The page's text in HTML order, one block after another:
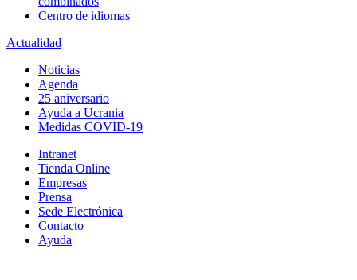
Centro de idiomas
Actualidad
Noticias
Agenda
25 aniversario
Ayuda a Ucrania
Medidas COVID-19
Intranet
Tienda Online
Empresas
Prensa
Sede Electrónica
Contacto
Ayuda